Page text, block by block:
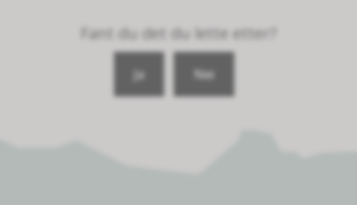
Fant du det du lette etter?
Ja Nei